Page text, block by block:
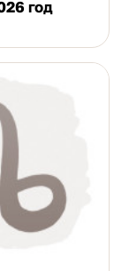
год